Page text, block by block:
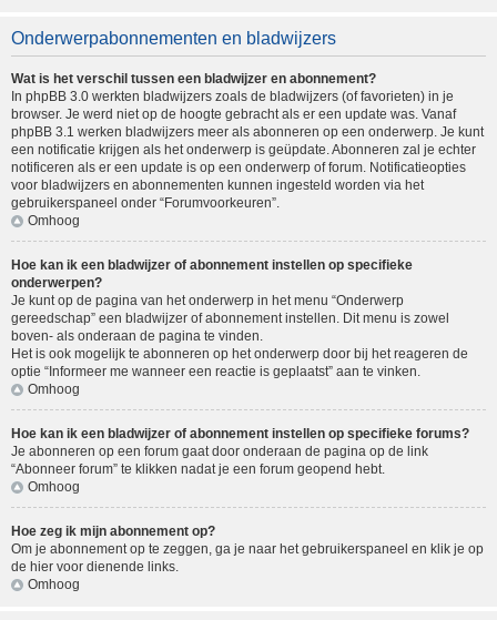
Onderwerpabonnementen en bladwijzers
Wat is het verschil tussen een bladwijzer en abonnement?
In phpBB 3.0 werkten bladwijzers zoals de bladwijzers (of favorieten) in je
browser. Je werd niet op de hoogte gebracht als er een update was. Vanaf
phpBB 3.1 werken bladwijzers meer als abonneren op een onderwerp. Je kunt
een notificatie krijgen als het onderwerp is geüpdate. Abonneren zal je echter
notificeren als er een update is op een onderwerp of forum. Notificatieopties
voor bladwijzers en abonnementen kunnen ingesteld worden via het
gebruikerspaneel onder “Forumvoorkeuren”.
Omhoog
Hoe kan ik een bladwijzer of abonnement instellen op specifieke
onderwerpen?
Je kunt op de pagina van het onderwerp in het menu “Onderwerp
gereedschap” een bladwijzer of abonnement instellen. Dit menu is zowel
boven- als onderaan de pagina te vinden.
Het is ook mogelijk te abonneren op het onderwerp door bij het reageren de
optie “Informeer me wanneer een reactie is geplaatst” aan te vinken.
Omhoog
Hoe kan ik een bladwijzer of abonnement instellen op specifieke forums?
Je abonneren op een forum gaat door onderaan de pagina op de link
“Abonneer forum” te klikken nadat je een forum geopend hebt.
Omhoog
Hoe zeg ik mijn abonnement op?
Om je abonnement op te zeggen, ga je naar het gebruikerspaneel en klik je op
de hier voor dienende links.
Omhoog